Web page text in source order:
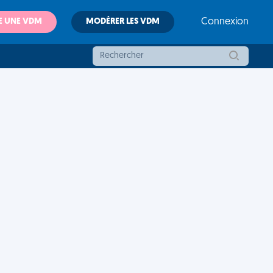
UNE VDM MODÉRER LES VDM Connexion